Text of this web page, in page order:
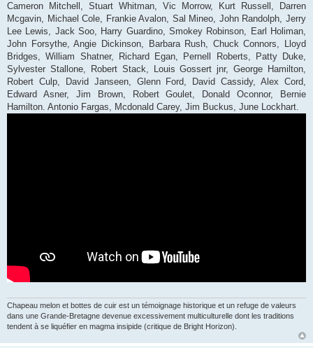
Cameron Mitchell, Stuart Whitman, Vic Morrow, Kurt Russell, Darren
Mcgavin, Michael Cole, Frankie Avalon, Sal Mineo, John Randolph, Jerry
Lee Lewis, Jack Soo, Harry Guardino, Smokey Robinson, Earl Holiman,
John Forsythe, Angie Dickinson, Barbara Rush, Chuck Connors, Lloyd
Bridges, William Shatner, Richard Egan, Pernell Roberts, Patty Duke,
Sylvester Stallone, Robert Stack, Louis Gossert jnr, George Hamilton,
Robert Culp, David Janseen, Glenn Ford, David Cassidy, Alex Cord,
Edward Asner, Jim Brown, Robert Goulet, Donald Oconnor, Bernie
Hamilton. Antonio Fargas, Mcdonald Carey, Jim Buckus, June Lockhart.
Chapeau melon et bottes de cuir est un témoignage historique et un refuge de valeurs
dans une Grande-Bretagne devenue excessivement multiculturelle dont les traditions
tendent à se liquéfier en magma insipide (critique de Bright Horizon).